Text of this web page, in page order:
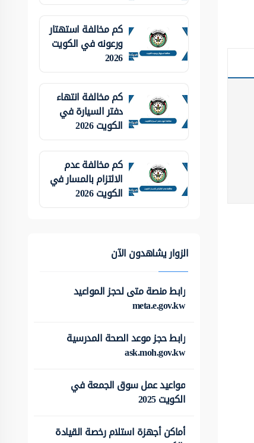
كم مخالفة استهتار
ورعونه في الكويت
2026
كم مخالفة انتهاء
دفتر السيارة في
الكويت 2026
كم مخالفة عدم
الالتزام بالمسار في
الكويت 2026
الزوار يشاهدون الآن
رابط منصة متى لحجز المواعيد
meta.e.gov.kw
رابط حجز موعد الصحة المدرسية
ask.moh.gov.kw
مواعيد عمل سوق الجمعة في
الكويت 2025
أماكن أجهزة استلام رخصة القيادة